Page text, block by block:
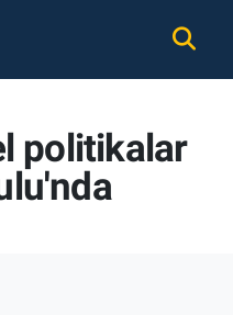
politikalar
Fikstür